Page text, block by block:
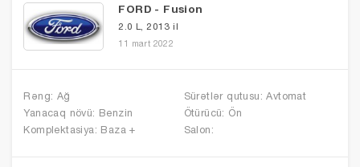
FORD - Fusion
2.0 L, 2013 il
11 mart 2022
Rəng: Ağ
Yanacaq növü: Benzin
Komplektasiya: Baza +
Sürətlər qutusu: Avtomat
Ötürücü: Ön
Salon: